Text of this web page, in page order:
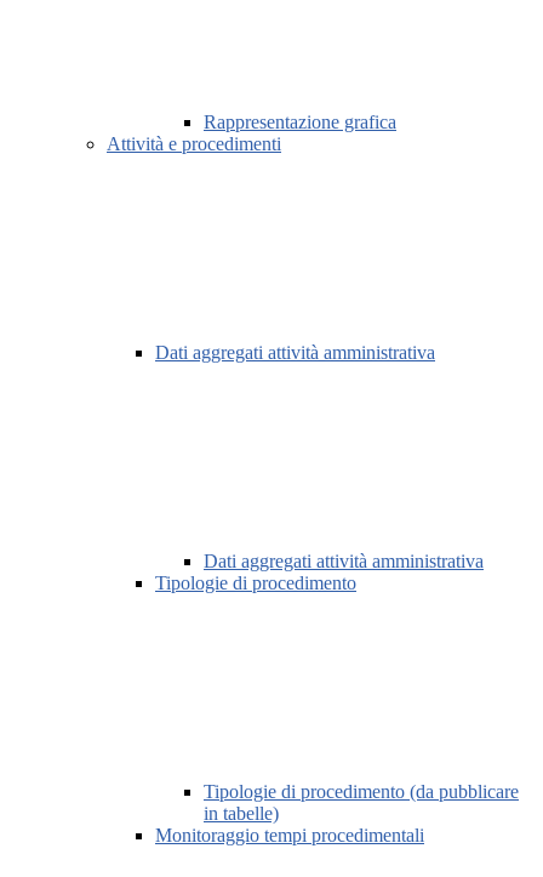
Rappresentazione grafica
Attività e procedimenti
Dati aggregati attività amministrativa
Dati aggregati attività amministrativa
Tipologie di procedimento
Tipologie di procedimento (da pubblicare
in tabelle)
Monitoraggio tempi procedimentali